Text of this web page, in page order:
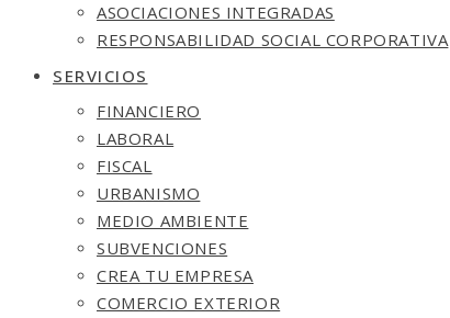
ASOCIACIONES INTEGRADAS
RESPONSABILIDAD SOCIAL CORPORATIVA
SERVICIOS
FINANCIERO
LABORAL
FISCAL
URBANISMO
MEDIO AMBIENTE
SUBVENCIONES
CREA TU EMPRESA
COMERCIO EXTERIOR